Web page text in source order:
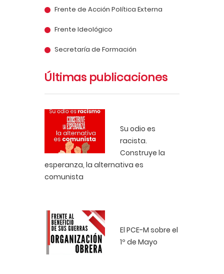
Frente de Acción Política Externa
Frente Ideológico
Secretaría de Formación
Últimas publicaciones
Su odio es
racista.
Construye la
esperanza, la alternativa es
comunista
El PCE-M sobre el
1º de Mayo